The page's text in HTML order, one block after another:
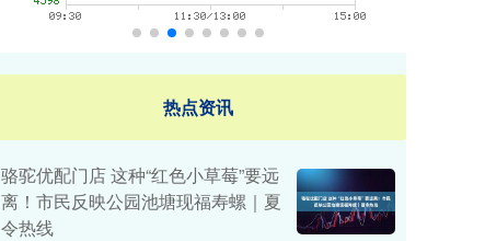
热点资讯
骆驼优配门店 这种“红色小草莓”要远
离！市民反映公园池塘现福寿螺｜夏
令热线